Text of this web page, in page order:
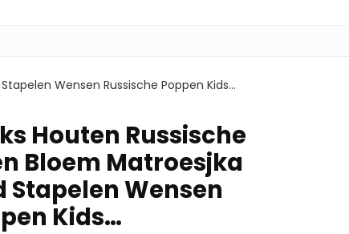
Wensen Russische Poppen Kids…
Houten Russische
Bloem Matroesjka
Stapelen Wensen
Kids…